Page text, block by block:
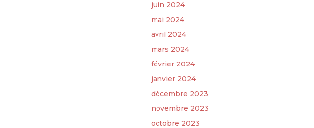
juin 2024
mai 2024
avril 2024
mars 2024
février 2024
janvier 2024
décembre 2023
novembre 2023
octobre 2023